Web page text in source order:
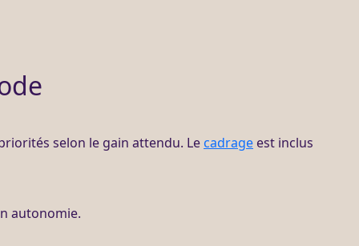
selon le gain attendu. Le cadrage est inclus
autonomie.